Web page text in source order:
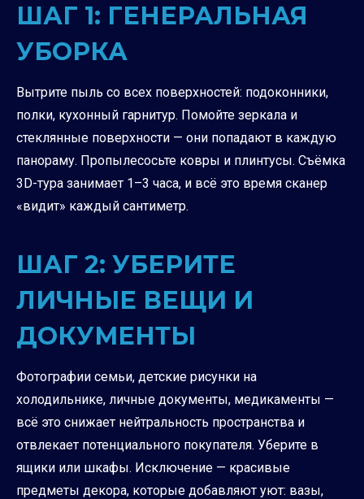
ШАГ 1: ГЕНЕРАЛЬНАЯ
УБОРКА
Вытрите пыль со всех поверхностей: подоконники,
полки, кухонный гарнитур. Помойте зеркала и
стеклянные поверхности — они попадают в каждую
панораму. Пропылесосьте ковры и плинтусы. Съёмка
3D-тура занимает 1–3 часа, и всё это время сканер
«видит» каждый сантиметр.
ШАГ 2: УБЕРИТЕ
ЛИЧНЫЕ ВЕЩИ И
ДОКУМЕНТЫ
Фотографии семьи, детские рисунки на
холодильнике, личные документы, медикаменты —
всё это снижает нейтральность пространства и
отвлекает потенциального покупателя. Уберите в
ящики или шкафы. Исключение — красивые
предметы декора, которые добавляют уют: вазы,